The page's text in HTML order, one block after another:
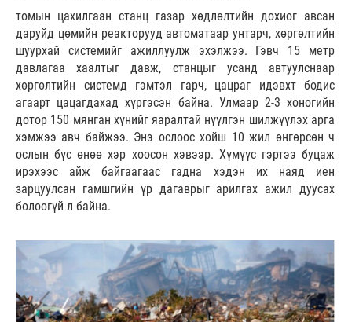
томын цахилгаан станц газар хөдлөлтийн дохиог авсан
даруйд цөмийн реакторууд автоматаар унтарч, хөргөлтийн
шуурхай системийг ажиллуулж эхэлжээ. Гэвч 15 метр
давлагаа хаалтыг давж, станцыг усанд автуулснаар
хөргөлтийн системд гэмтэл гарч, цацраг идэвхт бодис
агаарт цацагдахад хүргэсэн байна. Улмаар 2-3 хоногийн
дотор 150 мянган хүнийг яаралтай нүүлгэн шилжүүлэх арга
хэмжээ авч байжээ. Энэ ослоос хойш 10 жил өнгөрсөн ч
ослын бүс өнөө хэр хоосон хэвээр. Хүмүүс гэртээ буцаж
ирэхээс айж байгаагаас гадна хэдэн их наяд иен
зарцуулсан гамшгийн үр дагаврыг арилгах ажил дуусах
болоогүй л байна.